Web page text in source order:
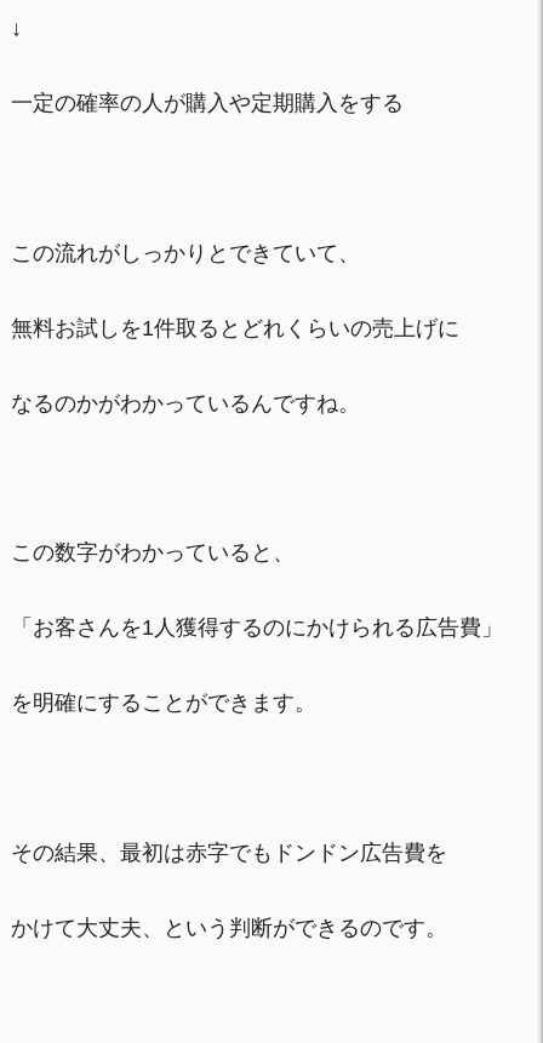
↓
一定の確率の人が購入や定期購入をする
この流れがしっかりとできていて、
無料お試しを1件取るとどれくらいの売上げに
なるのかがわかっているんですね。
この数字がわかっていると、
「お客さんを1人獲得するのにかけられる広告費」
を明確にすることができます。
その結果、最初は赤字でもドンドン広告費を
かけて大丈夫、という判断ができるのです。